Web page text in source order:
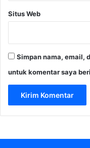
m
a
Situs Web
Simpan nama, email,
untuk komentar saya